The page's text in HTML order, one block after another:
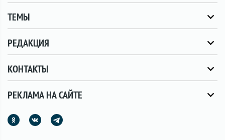
ТЕМЫ
РЕДАКЦИЯ
КОНТАКТЫ
РЕКЛАМА НА САЙТЕ